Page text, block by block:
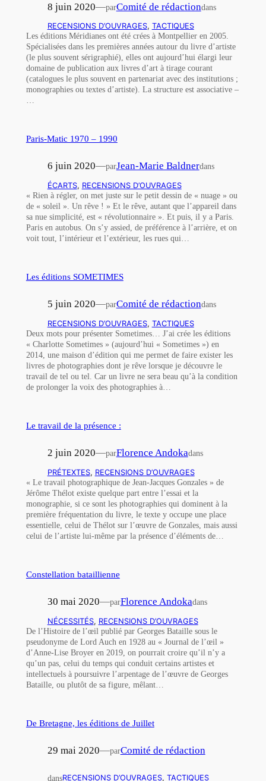
8 juin 2020—parComité de rédactiondans
RECENSIONS D’OUVRAGES, TACTIQUES
Les éditions Méridianes ont été crées à Montpellier en 2005.
Spécialisées dans les premières années autour du livre d’artiste
(le plus souvent sérigraphié), elles ont aujourd’hui élargi leur
domaine de publication aux livres d’art à tirage courant
(catalogues le plus souvent en partenariat avec des institutions ;
monographies ou textes d’artiste). La structure est associative –
…
Paris-Matic 1970 – 1990
6 juin 2020—parJean-Marie Baldnerdans
ÉCARTS, RECENSIONS D’OUVRAGES
« Rien à régler, on met juste sur le petit dessin de « nuage » ou
de « soleil ». Un rêve ! » Et le rêve, autant que l’appareil dans
sa nue simplicité, est « révolutionnaire ». Et puis, il y a Paris.
Paris en autobus. On s’y assied, de préférence à l’arrière, et on
voit tout, l’intérieur et l’extérieur, les rues qui…
Les éditions SOMETIMES
5 juin 2020—parComité de rédactiondans
RECENSIONS D’OUVRAGES, TACTIQUES
Deux mots pour présenter Sometimes… J’ai crée les éditions
« Charlotte Sometimes » (aujourd’hui « Sometimes ») en
2014, une maison d’édition qui me permet de faire exister les
livres de photographies dont je rêve lorsque je découvre le
travail de tel ou tel. Car un livre ne sera beau qu’à la condition
de prolonger la voix des photographies à…
Le travail de la présence :
2 juin 2020—parFlorence Andokadans
PRÉTEXTES, RECENSIONS D’OUVRAGES
« Le travail photographique de Jean-Jacques Gonzales » de
Jérôme Thélot existe quelque part entre l’essai et la
monographie, si ce sont les photographies qui dominent à la
première fréquentation du livre, le texte y occupe une place
essentielle, celui de Thélot sur l’œuvre de Gonzales, mais aussi
celui de l’artiste lui-même par la présence d’éléments de…
Constellation bataillienne
30 mai 2020—parFlorence Andokadans
NÉCESSITÉS, RECENSIONS D’OUVRAGES
De l’Histoire de l’œil publié par Georges Bataille sous le
pseudonyme de Lord Auch en 1928 au « Journal de l’œil »
d’Anne-Lise Broyer en 2019, on pourrait croire qu’il n’y a
qu’un pas, celui du temps qui conduit certains artistes et
intellectuels à poursuivre l’arpentage de l’œuvre de Georges
Bataille, ou plutôt de sa figure, mêlant…
De Bretagne, les éditions de Juillet
29 mai 2020—parComité de rédaction
dansRECENSIONS D’OUVRAGES, TACTIQUES